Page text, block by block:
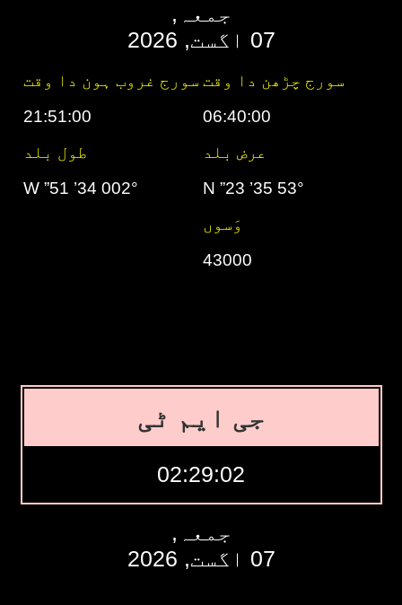
جمعہ,
07 اگست, 2026
سورج چڑھن دا وقت سورج غروب ہون دا وقت
06:40:00
21:51:00
عرض بلد
طول بلد
53° 35’ 23” N
002° 34’ 51” W
وَسوں
43000
جی ایم ٹی
02:29:03
جمعہ,
07 اگست, 2026